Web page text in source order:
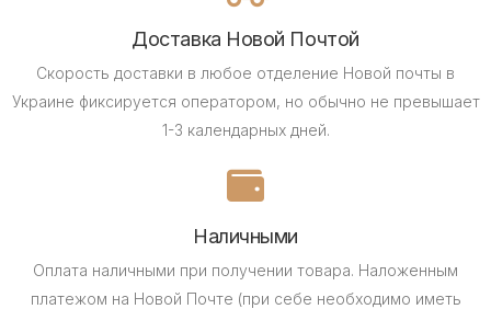
Доставка Новой Почтой
Скорость доставки в любое отделение Новой почты в
Украине фиксируется оператором, но обычно не превышает
1-3 календарных дней.
Наличными
Оплата наличными при получении товара. Наложенным
платежом на Новой Почте (при себе необходимо иметь